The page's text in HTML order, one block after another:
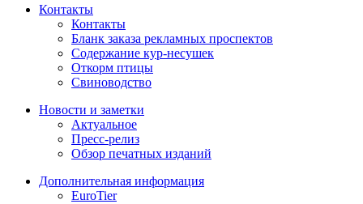
Контакты
Контакты
Бланк заказа рекламных проспектов
Содержание кур-несушек
Откорм птицы
Свиноводство
Новости и заметки
Актуальное
Пресс-релиз
Обзор печатных изданий
Дополнительная информация
EuroTier